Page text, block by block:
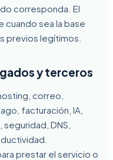
corresponda. El
sea la base
previos legítimos.
y terceros
correo,
facturación, IA,
DNS,
prestar el servicio o